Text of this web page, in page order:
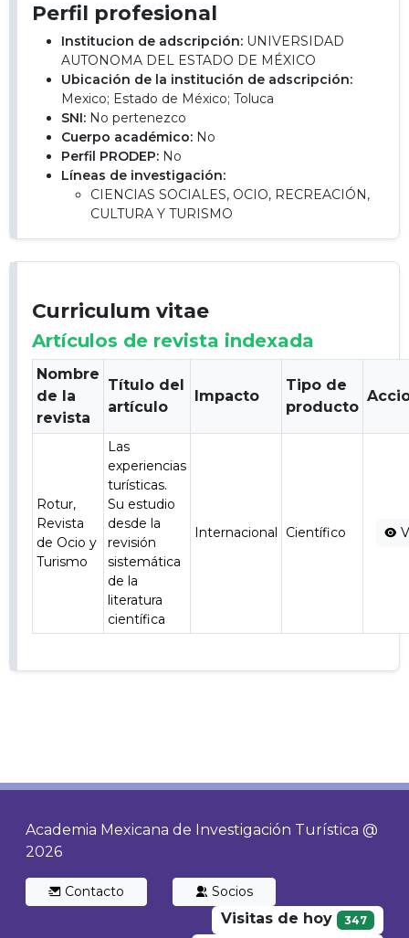
Perfil profesional
Institucion de adscripción: UNIVERSIDAD
AUTONOMA DEL ESTADO DE MÉXICO
Ubicación de la institución de adscripción:
Mexico; Estado de México; Toluca
SNI: No pertenezco
Cuerpo académico: No
Perfil PRODEP: No
Líneas de investigación:
CIENCIAS SOCIALES, OCIO, RECREACIÓN,
CULTURA Y TURISMO
Curriculum vitae
Artículos de revista indexada
Nombre
de la
revista
Título del
artículo
Impacto
Tipo de
producto
Rotur,
Revista
de Ocio y
Turismo
Las
experiencias
turísticas.
Su estudio
desde la
revisión
sistemática
de la
literatura
científica
Internacional Científico
Academia Mexicana de Investigación Turística @
2026
Contacto Socios
Visitas de hoy 347